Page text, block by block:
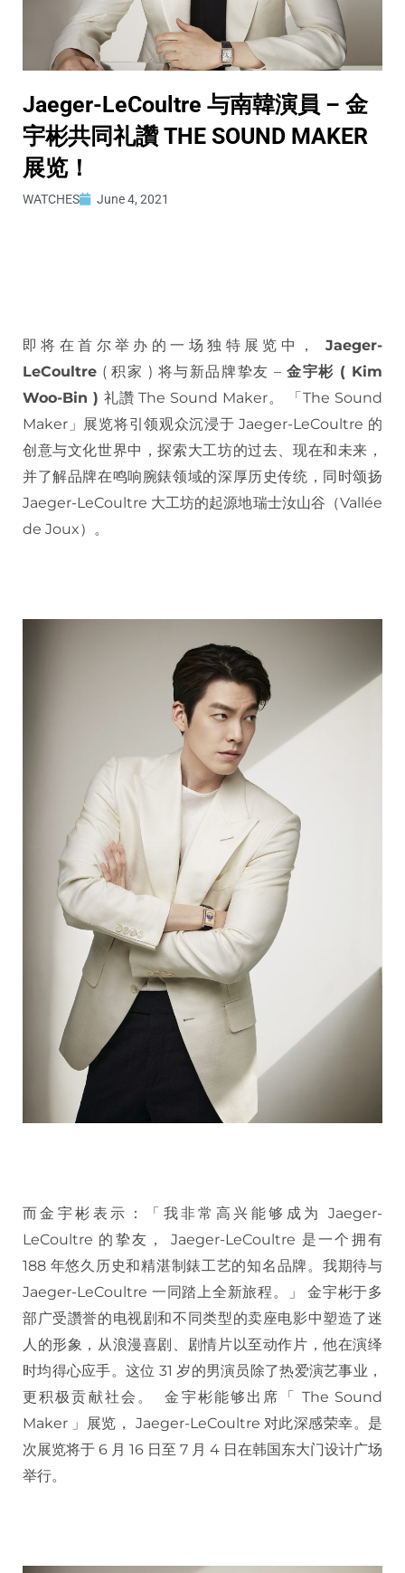
Jaeger-LeCoultre 与南韓演員 – 金
宇彬共同礼讚 THE SOUND MAKER
展览！
WATCHES June 4, 2021
即将在首尔举办的一场独特展览中， Jaeger-
LeCoultre ( 积家 ) 将与新品牌挚友 – 金宇彬 ( Kim
Woo-Bin ) 礼讚 The Sound Maker。 「The Sound
Maker」展览将引领观众沉浸于 Jaeger-LeCoultre 的
创意与文化世界中，探索大工坊的过去、现在和未来，
并了解品牌在鸣响腕錶领域的深厚历史传统，同时颂扬
Jaeger-LeCoultre 大工坊的起源地瑞士汝山谷（Vallée
de Joux）。
而金宇彬表示：「我非常高兴能够成为 Jaeger-
LeCoultre 的挚友， Jaeger-LeCoultre 是一个拥有
188 年悠久历史和精湛制錶工艺的知名品牌。我期待与
Jaeger-LeCoultre 一同踏上全新旅程。」 金宇彬于多
部广受讚誉的电视剧和不同类型的卖座电影中塑造了迷
人的形象，从浪漫喜剧、剧情片以至动作片，他在演绎
时均得心应手。这位 31 岁的男演员除了热爱演艺事业，
更积极贡献社会。 金宇彬能够出席「 The Sound
Maker 」展览， Jaeger-LeCoultre 对此深感荣幸。是
次展览将于 6 月 16 日至 7 月 4 日在韩国东大门设计广场
举行。